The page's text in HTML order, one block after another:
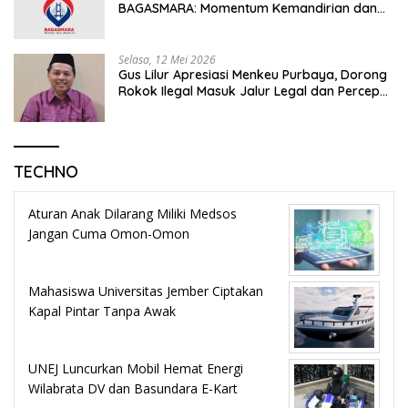
BAGASMARA: Momentum Kemandirian dan
Selasa, 12 Mei 2026
Gus Lilur Apresiasi Menkeu Purbaya, Dorong
Rokok Ilegal Masuk Jalur Legal dan Percepat
TECHNO
Aturan Anak Dilarang Miliki Medsos
Jangan Cuma Omon-Omon
Mahasiswa Universitas Jember Ciptakan
Kapal Pintar Tanpa Awak
UNEJ Luncurkan Mobil Hemat Energi
Wilabrata DV dan Basundara E-Kart